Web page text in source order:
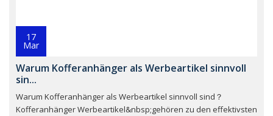
17
Mar
Warum Kofferanhänger als Werbeartikel sinnvoll
sin...
Warum Kofferanhänger als Werbeartikel sinnvoll sind？
Kofferanhänger Werbeartikel&nbsp;gehören zu den effektivsten